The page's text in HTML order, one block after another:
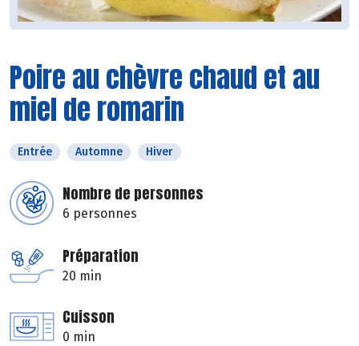
Poire au chèvre chaud et au
miel de romarin
Entrée Automne Hiver
Nombre de personnes
6 personnes
Préparation
20 min
Cuisson
0 min